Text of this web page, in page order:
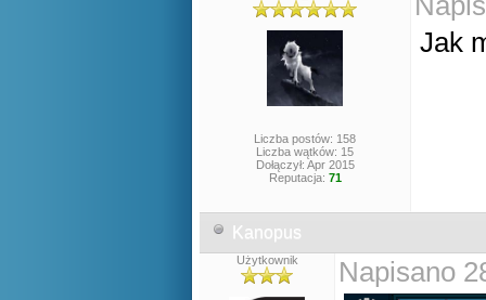
Liczba postów: 158
Liczba wątków: 15
Dołączył: Apr 2015
Reputacja: 71
Jak
Kanopus
Użytkownik Napisano